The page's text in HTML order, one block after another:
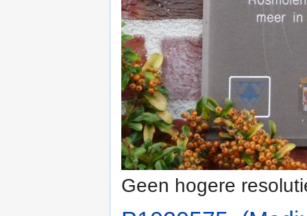
Geen hogere